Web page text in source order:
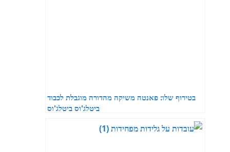
בטירוף שלו: פאנטה משיקה מהדורה מוגבלת לכבוד
ביטלג'וס ביטלג'וס